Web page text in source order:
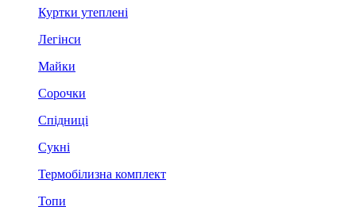
Куртки утеплені
Легінси
Майки
Сорочки
Спідниці
Сукні
Термобілизна комплект
Топи